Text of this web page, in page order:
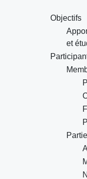
Objectifs
et